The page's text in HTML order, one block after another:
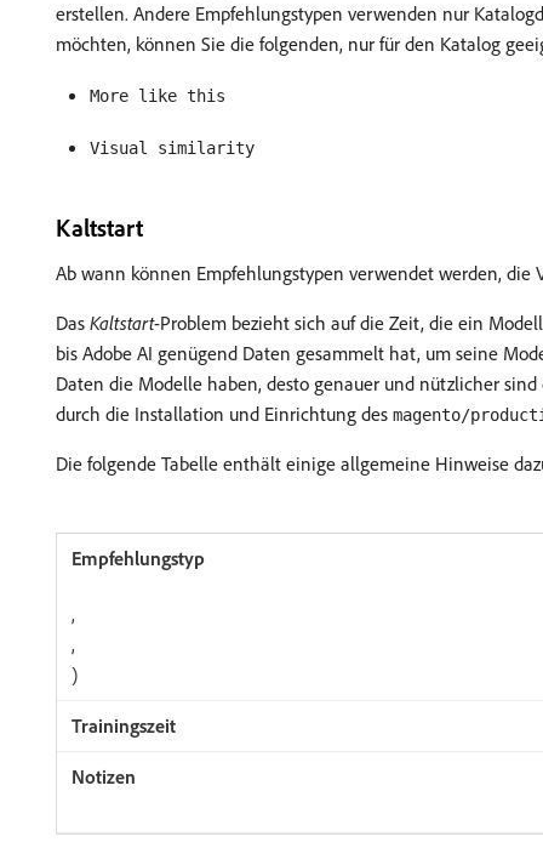
erstellen. Andere Empfehlungstypen verwenden nur
möchten, können Sie die folgenden, nur für den Katalog
More like this
Visual similarity
Kaltstart
Ab wann können Empfehlungstypen verwendet werden, die
Das Kaltstart-Problem bezieht sich auf die Zeit, die ein
bis Adobe AI genügend Daten gesammelt hat, um seine
Daten die Modelle haben, desto genauer und nützlicher
durch die Installation und Einrichtung des magento/
Die folgende Tabelle enthält einige allgemeine Hinweise
,
,
)